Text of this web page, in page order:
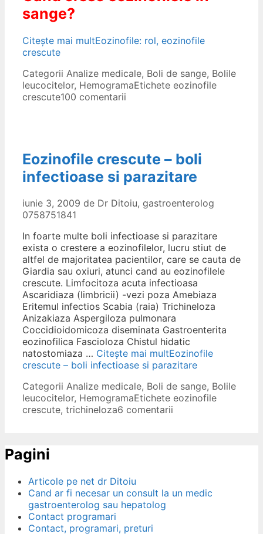
sange?
Citește mai multEozinofile: rol, eozinofile
crescute
Categorii Analize medicale, Boli de sange, Bolile
leucocitelor, HemogramaEtichete eozinofile
crescute100 comentarii
Eozinofile crescute – boli
infectioase si parazitare
iunie 3, 2009 de Dr Ditoiu, gastroenterolog
0758751841
In foarte multe boli infectioase si parazitare
exista o crestere a eozinofilelor, lucru stiut de
altfel de majoritatea pacientilor, care se cauta de
Giardia sau oxiuri, atunci cand au eozinofilele
crescute. Limfocitoza acuta infectioasa
Ascaridiaza (limbricii) -vezi poza Amebiaza
Eritemul infectios Scabia (raia) Trichineloza
Anizakiaza Aspergiloza pulmonara
Coccidioidomicoza diseminata Gastroenterita
eozinofilica Fascioloza Chistul hidatic
natostomiaza … Citește mai multEozinofile
crescute – boli infectioase si parazitare
Categorii Analize medicale, Boli de sange, Bolile
leucocitelor, HemogramaEtichete eozinofile
crescute, trichineloza6 comentarii
Pagini
Articole pe net dr Ditoiu
Cand ar fi necesar un consult la un medic
gastroenterolog sau hepatolog
Contact programari
Contact, programari, preturi